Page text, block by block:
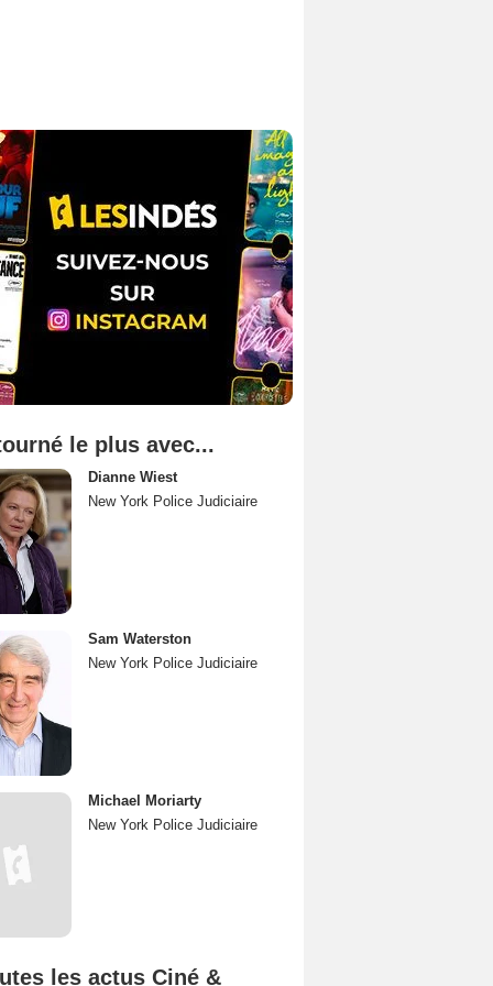
le plus avec...
Dianne Wiest
New York Police Judiciaire
Sam Waterston
New York Police Judiciaire
Michael Moriarty
New York Police Judiciaire
les actus Ciné &